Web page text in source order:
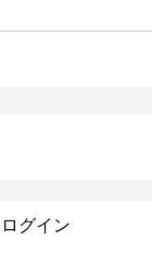
グイン